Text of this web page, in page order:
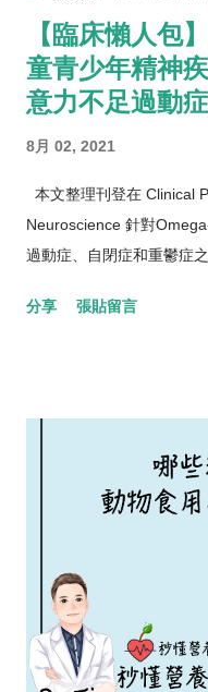
【臨床懶人包
童青少年精神
意力不足過動
8月 02, 2021
本文整理刊登在 Clinical
Neuroscience 針對
過動症、自閉症和重鬱症
分享 張貼留言